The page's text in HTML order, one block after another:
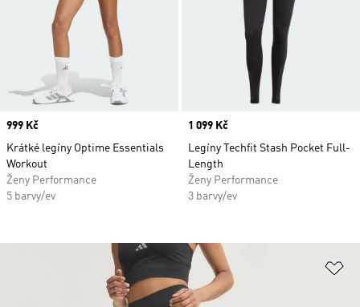
Price
999 Kč
Krátké legíny Optime Essentials
Workout
Ženy Performance
5 barvy/ev
Price
1 099 Kč
Legíny Techfit Stash Pocket Full-
Length
Ženy Performance
3 barvy/ev